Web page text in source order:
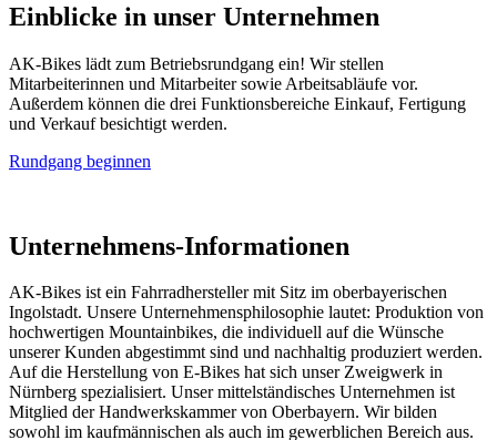
Einblicke in unser Unternehmen
AK-Bikes lädt zum Betriebsrundgang ein! Wir stellen
Mitarbeiterinnen und Mitarbeiter sowie Arbeitsabläufe vor.
Außerdem können die drei Funktionsbereiche Einkauf, Fertigung
und Verkauf besichtigt werden.
Rundgang beginnen
Unternehmens-Informationen
AK-Bikes ist ein Fahrradhersteller mit Sitz im oberbayerischen
Ingolstadt. Unsere Unternehmensphilosophie lautet: Produktion von
hochwertigen Mountainbikes, die individuell auf die Wünsche
unserer Kunden abgestimmt sind und nachhaltig produziert werden.
Auf die Herstellung von E-Bikes hat sich unser Zweigwerk in
Nürnberg spezialisiert. Unser mittelständisches Unternehmen ist
Mitglied der Handwerkskammer von Oberbayern. Wir bilden
sowohl im kaufmännischen als auch im gewerblichen Bereich aus.